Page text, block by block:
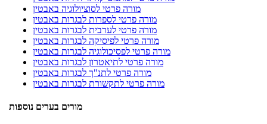
מורה פרטי לסוציולוגיה באבטין
מורה פרטי לספרות לבגרות באבטין
מורה פרטי לערבית לבגרות באבטין
מורה פרטי לפיסיקה לבגרות באבטין
מורה פרטי לפסיכולוגיה לבגרות באבטין
מורה פרטי לתיאטרון לבגרות באבטין
מורה פרטי לתנ"ך לבגרות באבטין
מורה פרטי לתקשורת לבגרות באבטין
מורים בערים נוספות